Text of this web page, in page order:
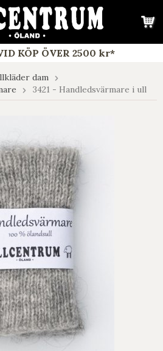
KÖP ÖVER 2500 kr*
dam
3421 - Handledsvärmare i ull